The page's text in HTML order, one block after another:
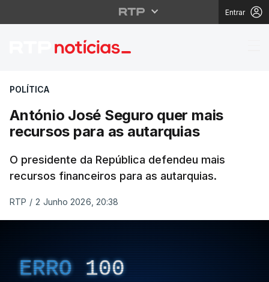
Entrar
António José Seguro
POLÍTICA
António José Seguro quer mais
recursos para as autarquias
O presidente da República defendeu mais
recursos financeiros para as autarquias.
RTP / 2 Junho 2026, 20:38
ERRO 100